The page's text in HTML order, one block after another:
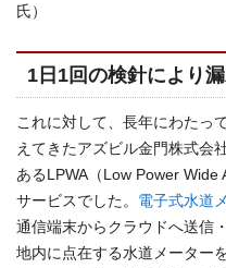
氏）
1日1回の検針により
これに対して、長年にわたっ
えてきたアズビル金門株式会
あるLPWA（Low Power Wide
サービスでした。 電子式水道
通信端末からクラウドへ送信
地内に点在する水道メーター